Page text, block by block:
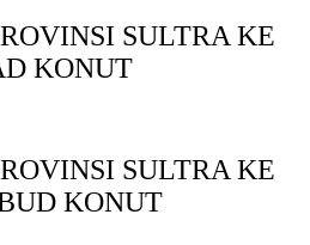
SULTRA KE
KONUT
SULTRA KE
KONUT